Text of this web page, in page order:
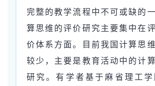
完整的教学流程中不可或缺的
算思维的评价研究主要集中在
价体系方面。目前我国计算思
较少，主要是教育活动中的计
研究。有学者基于麻省理工